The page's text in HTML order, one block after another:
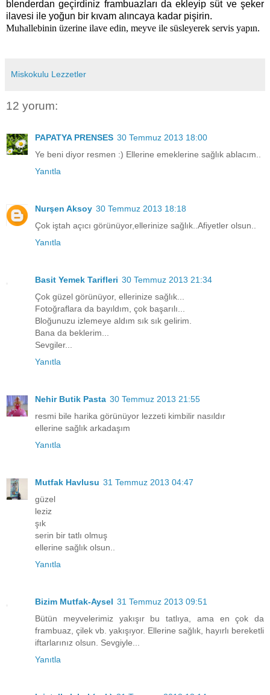
blenderdan geçirdiniz frambuazları da ekleyip süt ve şeker
ilavesi ile yoğun bir kıvam alıncaya kadar pişirin.
Muhallebinin üzerine ilave edin, meyve ile süsleyerek servis yapın.
Miskokulu Lezzetler
12 yorum:
PAPATYA PRENSES 30 Temmuz 2013 18:00
Ye beni diyor resmen :) Ellerine emeklerine sağlık ablacım..
Yanıtla
Nurşen Aksoy 30 Temmuz 2013 18:18
Çok iştah açıcı görünüyor,ellerinize sağlık..Afiyetler olsun..
Yanıtla
Basit Yemek Tarifleri 30 Temmuz 2013 21:34
Çok güzel görünüyor, ellerinize sağlık...
Fotoğraflara da bayıldım, çok başarılı...
Bloğunuzu izlemeye aldım sık sık gelirim.
Bana da beklerim...
Sevgiler...
Yanıtla
Nehir Butik Pasta 30 Temmuz 2013 21:55
resmi bile harika görünüyor lezzeti kimbilir nasıldır
ellerine sağlık arkadaşım
Yanıtla
Mutfak Havlusu 31 Temmuz 2013 04:47
güzel
leziz
şık
serin bir tatlı olmuş
ellerine sağlık olsun..
Yanıtla
Bizim Mutfak-Aysel 31 Temmuz 2013 09:51
Bütün meyvelerimiz yakışır bu tatlıya, ama en çok da
frambuaz, çilek vb. yakışıyor. Ellerine sağlık, hayırlı bereketli
iftarlarınız olsun. Sevgiyle...
Yanıtla